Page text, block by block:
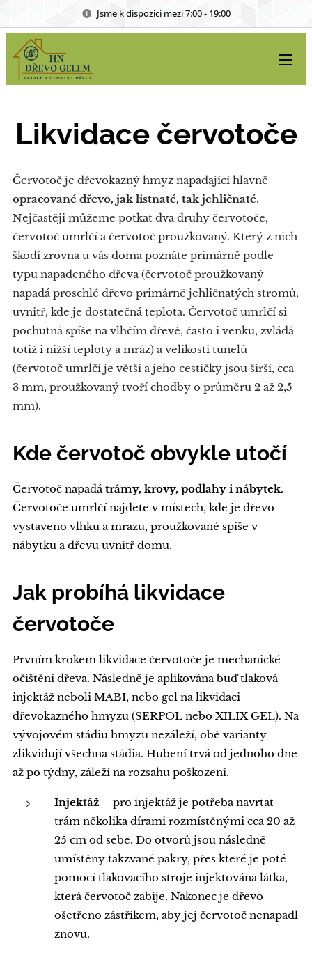
Jsme k dispozici mezi 7:00 - 19:00
Likvidace červotoče
Červotoč je dřevokazný hmyz napadající hlavně
opracované dřevo, jak listnaté, tak jehličnaté.
Nejčastěji můžeme potkat dva druhy červotoče,
červotoč umrlčí a červotoč proužkovaný. Který z nich
škodí zrovna u vás doma poznáte primárně podle
typu napadeného dřeva (červotoč proužkovaný
napadá proschlé dřevo primárně jehličnatých stromů,
uvnitř, kde je dostatečná teplota. Červotoč umrlčí si
pochutná spíše na vlhčím dřevě, často i venku, zvládá
totiž i nižší teploty a mráz) a velikosti tunelů
(červotoč umrlčí je větší a jeho cestičky jsou širší, cca
3 mm, proužkovaný tvoří chodby o průměru 2 až 2,5
mm).
Kde červotoč obvykle utočí
Červotoč napadátrámy, krovy, podlahy i nábytek.
Červotoče umrlčí najdete v místech, kde je dřevo
vystaveno vlhku a mrazu, proužkované spíše v
nábytku a dřevu uvnitř domu.
Jak probíhá likvidace
červotoče
Prvním krokem likvidace červotoče je mechanické
očištění dřeva. Následně je aplikována buď tlaková
injektáž neboli MABI, nebo gel na likvidaci
dřevokazného hmyzu (SERPOL nebo XILIX GEL). Na
vývojovém stádiu hmyzu nezáleží, obě varianty
zlikvidují všechna stádia. Hubení trvá od jednoho dne
až po týdny, záleží na rozsahu poškození.
Injektáž – pro injektáž je potřeba navrtat
trám několika dírami rozmístěnými cca 20 až
25 cm od sebe. Do otvorů jsou následně
umístěny takzvané pakry, přes které je poté
pomocí tlakovacího stroje injektována látka,
která červotoč zabije. Nakonec je dřevo
ošetřeno zástřikem, aby jej červotoč nenapadl
znovu.